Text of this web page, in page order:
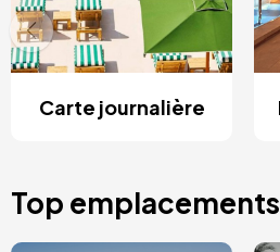
Carte journalière
Top emplacements